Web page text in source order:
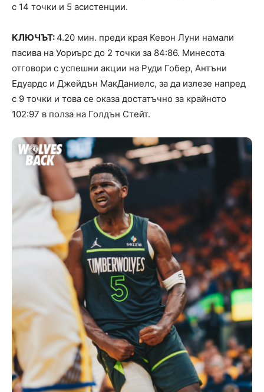
с 14 точки и 5 асистенции.
КЛЮЧЪТ:4.20 мин. преди края Кевон Луни намали
пасива на Уориърс до 2 точки за 84:86. Минесота
отговори с успешни акции на Руди Гобер, Антъни
Едуардс и Джейдън МакДаниелс, за да излезе напред
с 9 точки и това се оказа достатъчно за крайното
102:97 в полза на Голдън Стейт.